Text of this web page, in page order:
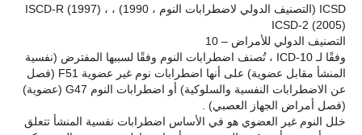
ICSD (التصنيف الدولي لاضطرابات النوم ، 1990) ، ISCD-R (1997) ،
ICSD-2 (2005)
التصنيف الدولي للأمراض – 10
وفقًا لـ ICD-10 ، تُصنف اضطرابات النوم وفقًا لسببها المفترض (نفسية
المنشأ مقابل عضوية) على أنها اضطرابات نوم غير عضوية F51 (فصل
عن الاضطرابات النفسية والسلوكية) أو اضطرابات النوم G47 (عضوية)
(فصل أمراض الجهاز العصبي) .
خلل النوم غير العضوي هو في الأساس اضطرابات نفسية المنشأ تتعلق